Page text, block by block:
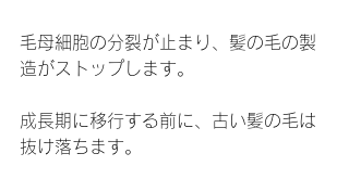
毛母細胞の分裂が止まり、髪の毛の製
造がストップします。
成長期に移行する前に、古い髪の毛は
抜け落ちます。